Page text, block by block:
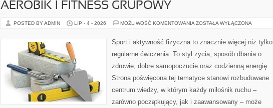
AEROBIK I FITNESS GRUPOWY
POSTED BY ADMIN LIP - 4 - 2026 MOŻLIWOŚĆ KOMENTOWANIA AEROBIK
GRUPOWY
ZOSTAŁA WYŁĄCZONA
Sport i aktywność fizyczna to znacznie więcej niż tylko
regularne ćwiczenia. To styl życia, sposób dbania o
zdrowie, dobre samopoczucie oraz codzienną energię.
Strona poświęcona tej tematyce stanowi rozbudowane
centrum wiedzy, w którym każdy miłośnik ruchu –
zarówno początkujący, jak i zaawansowany – może